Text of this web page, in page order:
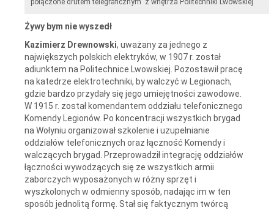
połączone drutem telegraficznym" z wnętrza Politechniki Lwowskiej
Żywy bym nie wyszedł
Kazimierz Drewnowski, uważany za jednego z
największych polskich elektryków, w 1907 r. został
adiunktem na Politechnice Lwowskiej. Pozostawił pracę
na katedrze elektrotechniki, by walczyć w Legionach,
gdzie bardzo przydały się jego umiejętności zawodowe.
W 1915 r. został komendantem oddziału telefonicznego
Komendy Legionów. Po koncentracji wszystkich brygad
na Wołyniu organizował szkolenie i uzupełnianie
oddziałów telefonicznych oraz łączność Komendy i
walczących brygad. Przeprowadził integrację oddziałów
łączności wywodzących się ze wszystkich armii
zaborczych wyposażonych w różny sprzęt i
wyszkolonych w odmienny sposób, nadając im w ten
sposób jednolitą formę. Stał się faktycznym twórcą